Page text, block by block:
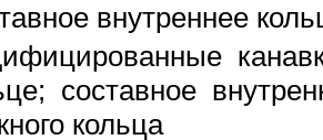
внутреннее
составное
кольца